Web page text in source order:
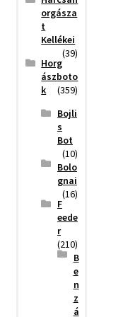
orgásza
t
Kellékei
(39)
Horg
ászboto
k
(359)
Bojli
s
Bot
(10)
Bolo
gnai
(16)
F
eede
r
(210)
B
e
n
z
á